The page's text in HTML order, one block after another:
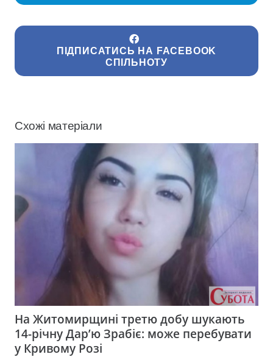
ПІДПИСАТИСЬ НА FACEBOOK
СПІЛЬНОТУ
Схожі матеріали
На Житомирщині третю добу шукають
14-річну Дар’ю Зрабіє: може перебувати
у Кривому Розі